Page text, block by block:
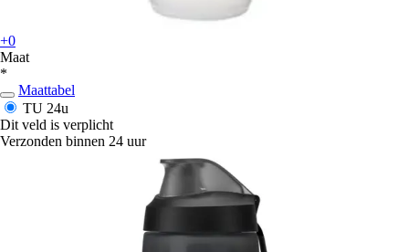
+0
Maat
*
Maattabel
TU 24u
Dit veld is verplicht
Verzonden binnen 24 uur